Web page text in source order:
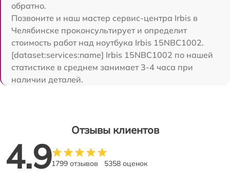
обратно.
Позвоните и наш мастер сервис-центра Irbis в
Челябинске проконсультирует и определит
стоимость работ над ноутбука Irbis 15NBC1002.
[dataset:services:name] Irbis 15NBC1002 по нашей
статистике в среднем занимает 3-4 часа при
наличии деталей.
Отзывы клиентов
4.91799 отзывов 5358 оценок